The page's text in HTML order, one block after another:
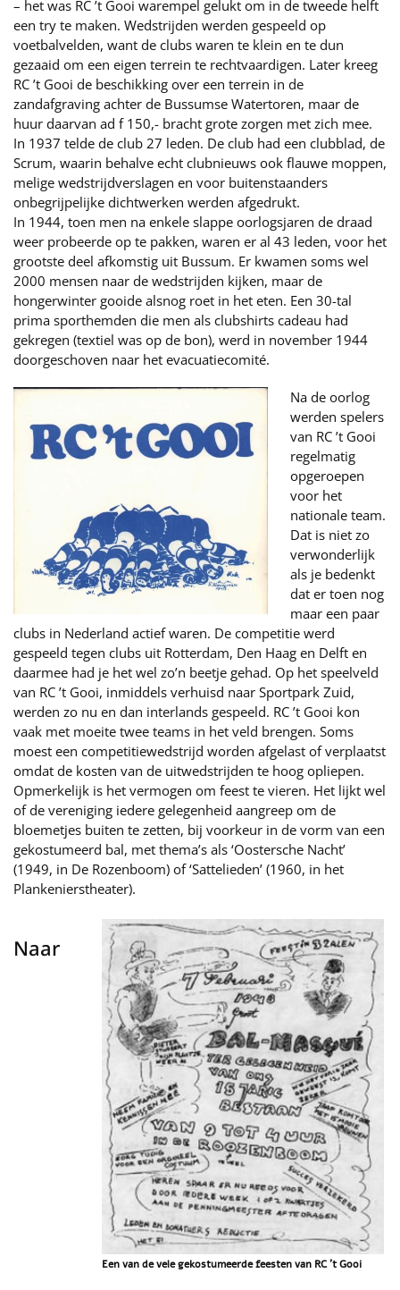
– het was RC ’t Gooi warempel gelukt om in de tweede helft
een try te maken. Wedstrijden werden gespeeld op
voetbalvelden, want de clubs waren te klein en te dun
gezaaid om een eigen terrein te rechtvaardigen. Later kreeg
RC ’t Gooi de beschikking over een terrein in de
zandafgraving achter de Bussumse Watertoren, maar de
huur daarvan ad f 150,- bracht grote zorgen met zich mee.
In 1937 telde de club 27 leden. De club had een clubblad, de
Scrum, waarin behalve echt clubnieuws ook flauwe moppen,
melige wedstrijdverslagen en voor buitenstaanders
onbegrijpelijke dichtwerken werden afgedrukt.
In 1944, toen men na enkele slappe oorlogsjaren de draad
weer probeerde op te pakken, waren er al 43 leden, voor het
grootste deel afkomstig uit Bussum. Er kwamen soms wel
2000 mensen naar de wedstrijden kijken, maar de
hongerwinter gooide alsnog roet in het eten. Een 30-tal
prima sporthemden die men als clubshirts cadeau had
gekregen (textiel was op de bon), werd in november 1944
doorgeschoven naar het evacuatiecomité.
Na de oorlog
werden spelers
van RC ’t Gooi
regelmatig
opgeroepen
voor het
nationale team.
Dat is niet zo
verwonderlijk
als je bedenkt
dat er toen nog
maar een paar
clubs in Nederland actief waren. De competitie werd
gespeeld tegen clubs uit Rotterdam, Den Haag en Delft en
daarmee had je het wel zo’n beetje gehad. Op het speelveld
van RC ’t Gooi, inmiddels verhuisd naar Sportpark Zuid,
werden zo nu en dan interlands gespeeld. RC ’t Gooi kon
vaak met moeite twee teams in het veld brengen. Soms
moest een competitiewedstrijd worden afgelast of verplaatst
omdat de kosten van de uitwedstrijden te hoog opliepen.
Opmerkelijk is het vermogen om feest te vieren. Het lijkt wel
of de vereniging iedere gelegenheid aangreep om de
bloemetjes buiten te zetten, bij voorkeur in de vorm van een
gekostumeerd bal, met thema’s als ‘Oostersche Nacht’
(1949, in De Rozenboom) of ‘Sattelieden’ (1960, in het
Plankenierstheater).
Een van de vele gekostumeerde feesten van RC ’t Gooi
Naar